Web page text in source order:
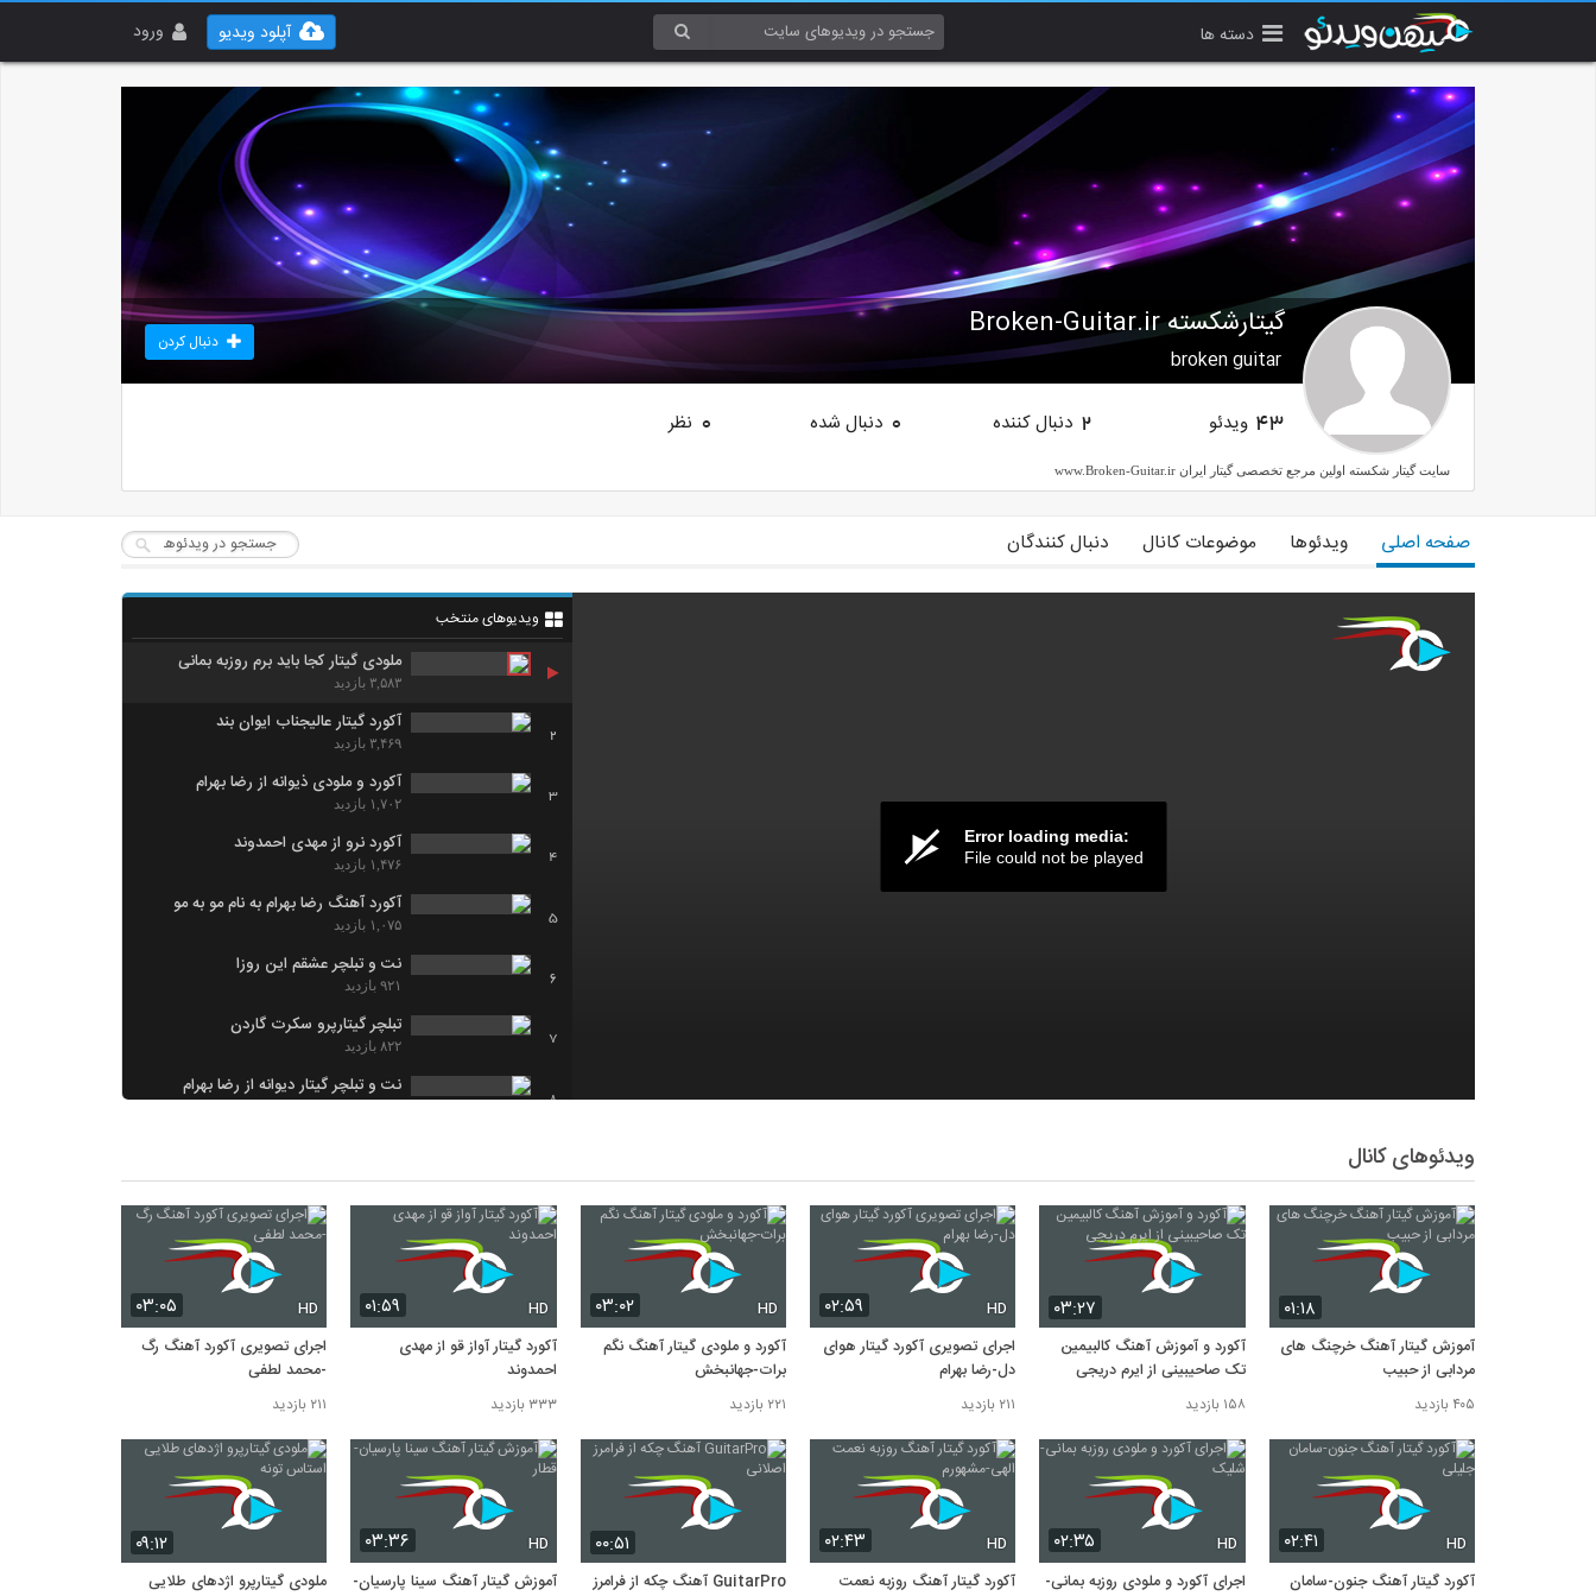
دسته ها ورود آپلود ویدیو
گیتارشکسته Broken-Guitar.ir
broken guitar
دنبال کردن
43 ویدئو 2 دنبال کننده 0 دنبال شده 0 نظر
سایت گیتار شکسته اولین مرجع تخصصی گیتار ایران www.Broken-Guitar.ir
صفحه اصلی ویدئوها موضوعات کانال دنبال کنندگان
Error loading media:
File could not be played
ویدیوهای منتخب
ملودی گیتار کجا باید برم روزبه بمانی
۳,۵۸۳ بازدید
2
آکورد گیتار عالیجناب ایوان بند
۳,۴۶۹ بازدید
3
آکورد و ملودی ذیوانه از رضا بهرام
۱,۷۰۲ بازدید
4
آکورد نرو از مهدی احمدوند
۱,۴۷۶ بازدید
5
آکورد آهنگ رضا بهرام به نام مو به مو
۱,۰۷۵ بازدید
6
نت و تبلچر عشقم این روزا
۹۲۱ بازدید
7
تبلچر گیتارپرو سکرت گاردن
۸۲۲ بازدید
8
نت و تبلچر گیتار دیوانه از رضا بهرام
10
نت گیتار پرو آرزو کن خواجه امیری
ویدئوهای کانال
۰۱:۱۸
آموزش گیتار آهنگ خرچنگ های
مردابی از حبیب
۴۰۵ بازدید
۰۳:۲۷
آکورد و آموزش آهنگ کالبیمین
تک صاحیبینی از ایرم دریجی
۱۵۸ بازدید
۰۲:۵۹ HD
اجرای تصویری آکورد گیتار هوای
دل-رضا بهرام
۲۱۱ بازدید
۰۳:۰۲ HD
آکورد و ملودی گیتار آهنگ نگم
برات-جهانبخش
۲۲۱ بازدید
۰۱:۵۹ HD
آکورد گیتار آواز قو از مهدی
احمدوند
۳۳۳ بازدید
۰۳:۰۵ HD
اجرای تصویری آکورد آهنگ رگ
-محمد لطفی
۲۱۱ بازدید
۰۲:۴۱ HD
آکورد گیتار آهنگ جنون-سامان
۰۲:۳۵ HD
اجرای آکورد و ملودی روزبه بمانی-
۰۲:۴۳ HD
آکورد گیتار آهنگ روزبه نعمت
۰۰:۵۱
GuitarPro آهنگ چکه از فرامرز
۰۳:۳۶ HD
آموزش گیتار آهنگ سینا پارسیان-
۰۹:۱۲
ملودی گیتارپرو اژدهای طلایی